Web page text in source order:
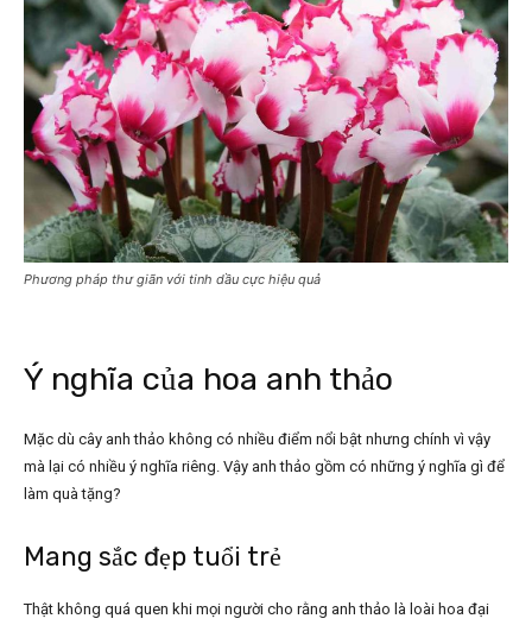
Phương pháp thư giãn với tinh dầu cực hiệu quả
Ý nghĩa của hoa anh thảo
Mặc dù cây anh thảo không có nhiều điểm nổi bật nhưng chính vì vậy
mà lại có nhiều ý nghĩa riêng. Vậy anh thảo gồm có những ý nghĩa gì để
làm quà tặng?
Mang sắc đẹp tuổi trẻ
Thật không quá quen khi mọi người cho rằng anh thảo là loài hoa đại